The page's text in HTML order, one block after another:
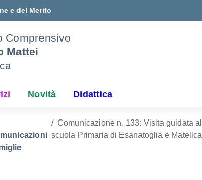
e del Merito
Comprensivo
Mattei
Novità Didattica
Comunicazione n. 133: Visita guidata
scuola Primaria di Esanatoglia e